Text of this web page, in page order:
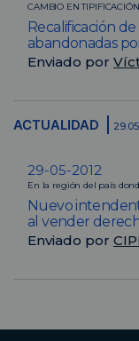
CAMBIO EN
Recalificación
abandonadas
Enviado por
ACTUALIDAD
29-05-2012
En la región del país
Nuevo
al vender
Enviado por